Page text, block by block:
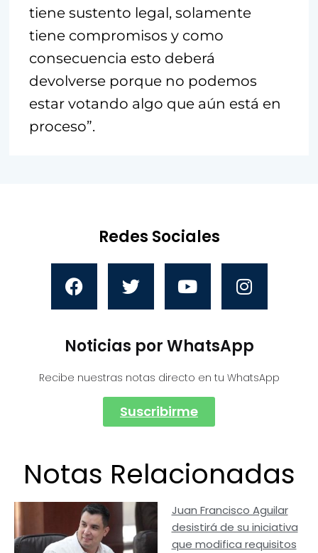
tiene sustento legal, solamente
tiene compromisos y como
consecuencia esto deberá
devolverse porque no podemos
estar votando algo que aún está en
proceso”.
Redes Sociales
Noticias por WhatsApp
Recibe nuestras notas directo en tu WhatsApp
Suscribirme
Notas Relacionadas
Juan Francisco Aguilar
desistirá de su iniciativa
que modifica requisitos